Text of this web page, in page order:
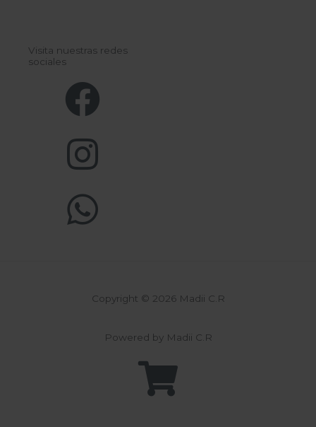
Visita nuestras redes
sociales
Copyright © 2026 Madii C.R
Powered by Madii C.R